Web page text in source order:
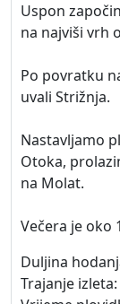
Uspon
na najviši vrh
Po povratku
uvali Strižnja.
Nastavljamo
Otoka,
na Molat.
Večera je oko
Duljina
Trajanje